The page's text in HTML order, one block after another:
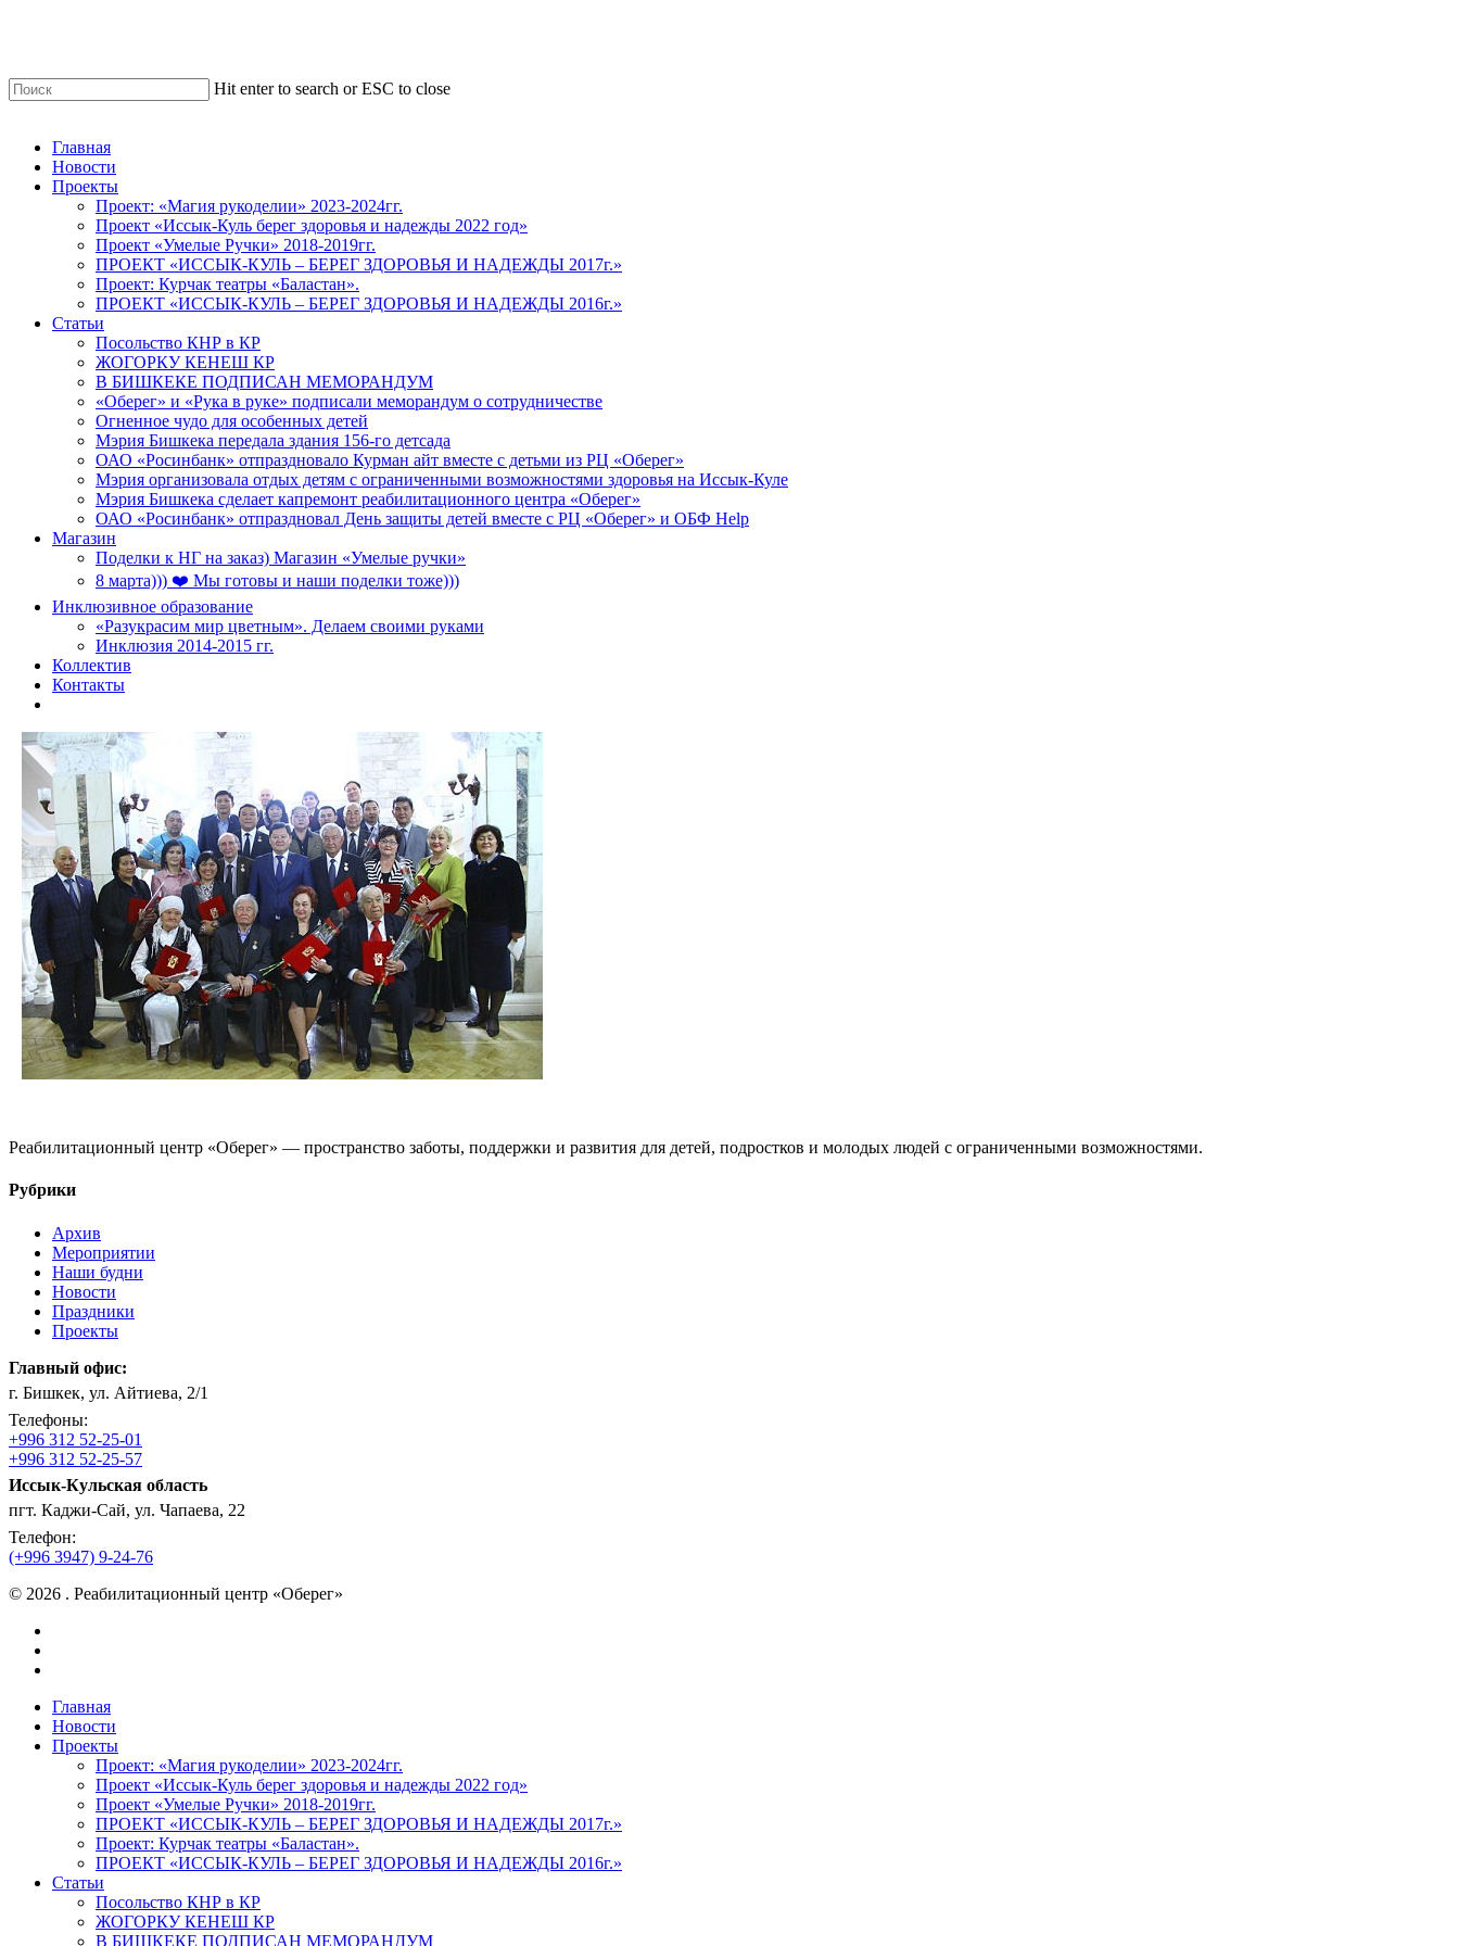
content
Hit enter to search or ESC to close
Menu
Главная
Новости
Проекты
Проект: «Магия рукоделии» 2023-2024гг.
Проект «Иссык-Куль берег здоровья и надежды 2022 год»
Проект «Умелые Ручки» 2018-2019гг.
ПРОЕКТ «ИССЫК-КУЛЬ – БЕРЕГ ЗДОРОВЬЯ И НАДЕЖДЫ 2017г.»
Проект: Курчак театры «Баластан».
ПРОЕКТ «ИССЫК-КУЛЬ – БЕРЕГ ЗДОРОВЬЯ И НАДЕЖДЫ 2016г.»
Статьи
Посольство КНР в КР
ЖОГОРКУ КЕНЕШ КР
В БИШКЕКЕ ПОДПИСАН МЕМОРАНДУМ
«Оберег» и «Рука в руке» подписали меморандум о сотрудничестве
Огненное чудо для особенных детей
Мэрия Бишкека передала здания 156-го детсада
ОАО «Росинбанк» отпраздновало Курман айт вместе с детьми из РЦ «Оберег»
Мэрия организовала отдых детям с ограниченными возможностями здоровья на Иссык-Куле
Мэрия Бишкека сделает капремонт реабилитационного центра «Оберег»
ОАО «Росинбанк» отпраздновал День защиты детей вместе с РЦ «Оберег» и ОБФ Help
Магазин
Поделки к НГ на заказ) Магазин «Умелые ручки»
8 марта))) ❤️ Мы готовы и наши поделки тоже)))
Инклюзивное образование
«Разукрасим мир цветным». Делаем своими руками
Инклюзия 2014-2015 гг.
Коллектив
Контакты
Реабилитационный центр «Оберег» — пространство заботы, поддержки и развития для детей, подростков и молодых людей с ограниченными возможностями.
Рубрики
Архив
Мероприятии
Наши будни
Новости
Праздники
Проекты
Главный офис:
г. Бишкек, ул. Айтиева, 2/1
Телефоны:
+996 312 52-25-01
+996 312 52-25-57
Иссык-Кульская область
пгт. Каджи-Сай, ул. Чапаева, 22
Телефон:
(+996 3947) 9-24-76
© 2026 . Реабилитационный центр «Оберег»
Close
Menu
Главная
Новости
Проекты
Проект: «Магия рукоделии» 2023-2024гг.
Проект «Иссык-Куль берег здоровья и надежды 2022 год»
Проект «Умелые Ручки» 2018-2019гг.
ПРОЕКТ «ИССЫК-КУЛЬ – БЕРЕГ ЗДОРОВЬЯ И НАДЕЖДЫ 2017г.»
Проект: Курчак театры «Баластан».
ПРОЕКТ «ИССЫК-КУЛЬ – БЕРЕГ ЗДОРОВЬЯ И НАДЕЖДЫ 2016г.»
Статьи
Посольство КНР в КР
ЖОГОРКУ КЕНЕШ КР
В БИШКЕКЕ ПОДПИСАН МЕМОРАНДУМ